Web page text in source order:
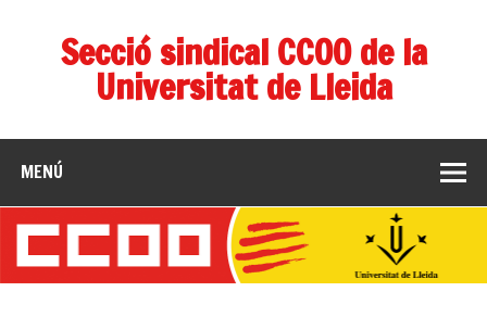
Secció sindical CCOO de la
Universitat de Lleida
MENÚ